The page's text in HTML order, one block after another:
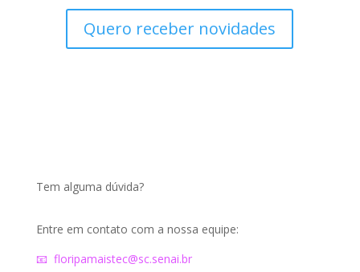
Quero receber novidades
Tem alguma dúvida?
Entre em contato com a nossa equipe:
📧 floripamaistec@sc.senai.br